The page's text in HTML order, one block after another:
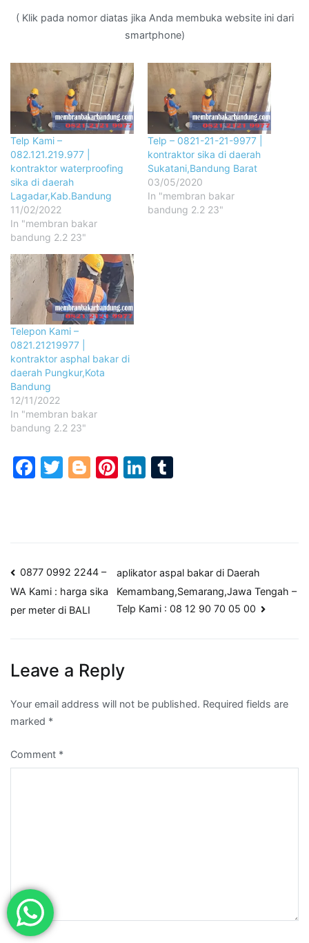
( Klik pada nomor diatas jika Anda membuka website ini dari
smartphone)
Telp Kami –
082.121.219.977 |
kontraktor waterproofing
sika di daerah
Lagadar,Kab.Bandung
11/02/2022
In "membran bakar
bandung 2.2 23"
Telp – 0821-21-21-9977 |
kontraktor sika di daerah
Sukatani,Bandung Barat
03/05/2020
In "membran bakar
bandung 2.2 23"
Telepon Kami –
0821.21219977 |
kontraktor asphal bakar di
daerah Pungkur,Kota
Bandung
12/11/2022
In "membran bakar
bandung 2.2 23"
Facebook
Twitter
Blogger
Pinterest
LinkedIn
Post
navigation
0877 0992 2244 –
WA Kami : harga sika
per meter di BALI
aplikator aspal bakar di Daerah
Kemambang,Semarang,Jawa Tengah –
Telp Kami : 08 12 90 70 05 00
Leave a Reply
Your email address will not be published. Required fields are
marked *
Comment *